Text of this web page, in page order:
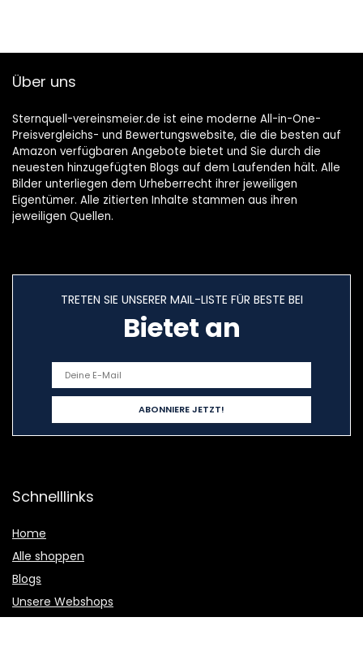
Über uns
Sternquell-vereinsmeier.de ist eine moderne All-in-One-
Preisvergleichs- und Bewertungswebsite, die die besten auf
Amazon verfügbaren Angebote bietet und Sie durch die
neuesten hinzugefügten Blogs auf dem Laufenden hält. Alle
Bilder unterliegen dem Urheberrecht ihrer jeweiligen
Eigentümer. Alle zitierten Inhalte stammen aus ihren
jeweiligen Quellen.
TRETEN SIE UNSERER MAIL-LISTE FÜR BESTE BEI
Bietet an
Schnelllinks
Home
Alle shoppen
Blogs
Unsere Webshops